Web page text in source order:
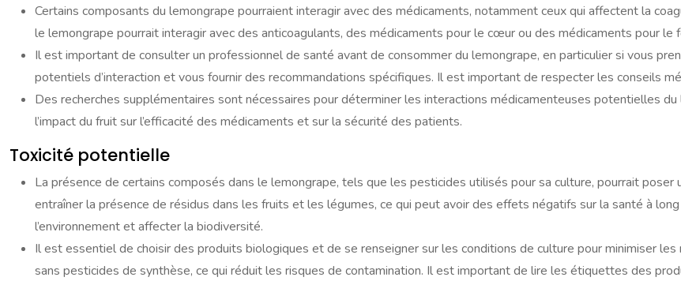
Certains composants du lemongrape pourraient interagir avec des médicaments, notamment ceux qui affectent la
le lemongrape pourrait interagir avec des anticoagulants, des médicaments pour le cœur ou des médicaments pour le
Il est important de consulter un professionnel de santé avant de consommer du lemongrape, en particulier si vous
potentiels d’interaction et vous fournir des recommandations spécifiques. Il est important de respecter les conseils
Des recherches supplémentaires sont nécessaires pour déterminer les interactions médicamenteuses potentielles
l’impact du fruit sur l’efficacité des médicaments et sur la sécurité des patients.
Toxicité potentielle
La présence de certains composés dans le lemongrape, tels que les pesticides utilisés pour sa culture, pourrait
entraîner la présence de résidus dans les fruits et les légumes, ce qui peut avoir des effets négatifs sur la santé à
l’environnement et affecter la biodiversité.
Il est essentiel de choisir des produits biologiques et de se renseigner sur les conditions de culture pour minimiser
sans pesticides de synthèse, ce qui réduit les risques de contamination. Il est important de lire les étiquettes des